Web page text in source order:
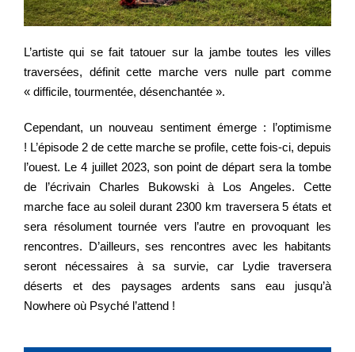
L’artiste qui se fait tatouer sur la jambe toutes les villes
traversées, définit cette marche vers nulle part comme
« difficile, tourmentée, désenchantée ».
Cependant, un nouveau sentiment émerge : l’optimisme
! L’épisode 2 de cette marche se profile, cette fois-ci, depuis
l’ouest. Le 4 juillet 2023, son point de départ sera la tombe
de l’écrivain Charles Bukowski à Los Angeles. Cette
marche face au soleil durant 2300 km traversera 5 états et
sera résolument tournée vers l’autre en provoquant les
rencontres. D’ailleurs, ses rencontres avec les habitants
seront nécessaires à sa survie, car Lydie traversera
déserts et des paysages ardents sans eau jusqu’à
Nowhere où Psyché l’attend !